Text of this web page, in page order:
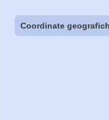
Coordinate